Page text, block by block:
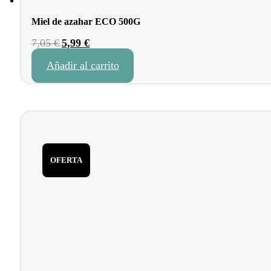
Miel de azahar ECO 500G
7,05€ El
original
5,99€El
actual
Añadir al carrito
OFERTA